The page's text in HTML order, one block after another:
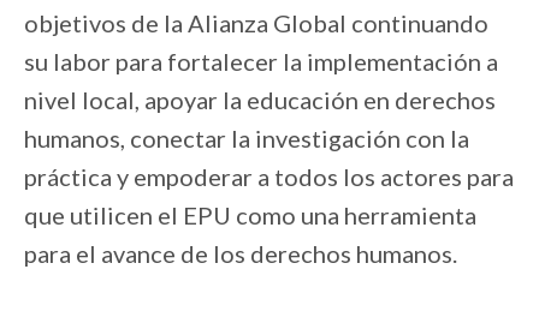
objetivos de la Alianza Global continuando
su labor para fortalecer la implementación a
nivel local, apoyar la educación en derechos
humanos, conectar la investigación con la
práctica y empoderar a todos los actores para
que utilicen el EPU como una herramienta
para el avance de los derechos humanos.